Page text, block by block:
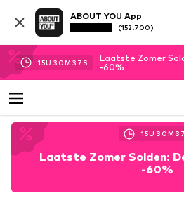
ABOUT YOU App
(152.700)
15U 30M 33 S
Laatste Zomer
-60%
15U 30M 33
Laatste Zomer Solden:
-60%